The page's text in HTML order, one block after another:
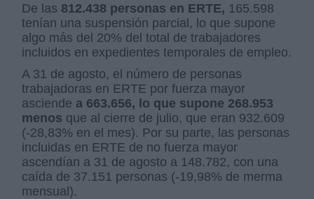
De las 812.438 personas en ERTE, 165.598
tenían una suspensión parcial, lo que supone
algo más del 20% del total de trabajadores
incluidos en expedientes temporales de empleo.
A 31 de agosto, el número de personas
trabajadoras en ERTE por fuerza mayor
asciende a 663.656, lo que supone 268.953
menos que al cierre de julio, que eran 932.609
(-28,83% en el mes). Por su parte, las personas
incluidas en ERTE de no fuerza mayor
ascendían a 31 de agosto a 148.782, con una
caída de 37.151 personas (-19,98% de merma
mensual).